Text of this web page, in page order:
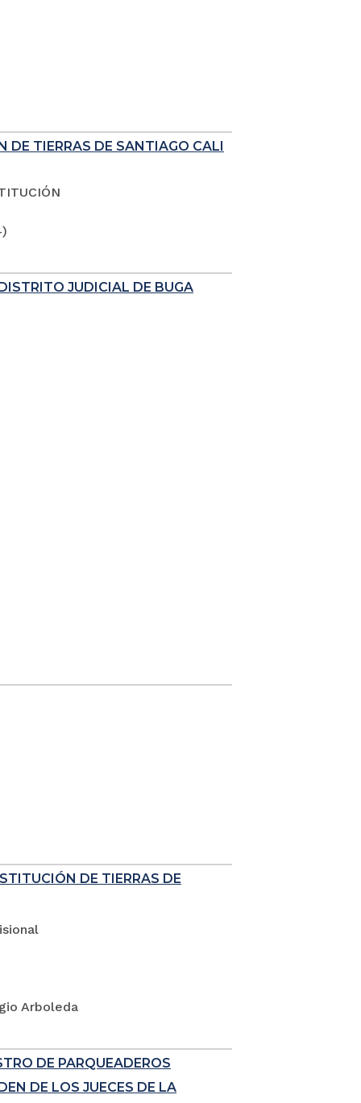
DE TIERRAS DE SANTIAGO CALI
JUDICIAL DE BUGA
DE TIERRAS DE
Arboleda
DE PARQUEADEROS
DE LOS JUECES DE LA